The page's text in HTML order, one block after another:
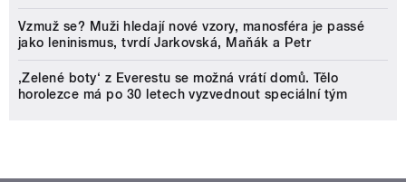
Vzmuž se? Muži hledají nové vzory, manosféra je passé
jako leninismus, tvrdí Jarkovská, Maňák a Petr
‚Zelené boty‘ z Everestu se možná vrátí domů. Tělo
horolezce má po 30 letech vyzvednout speciální tým